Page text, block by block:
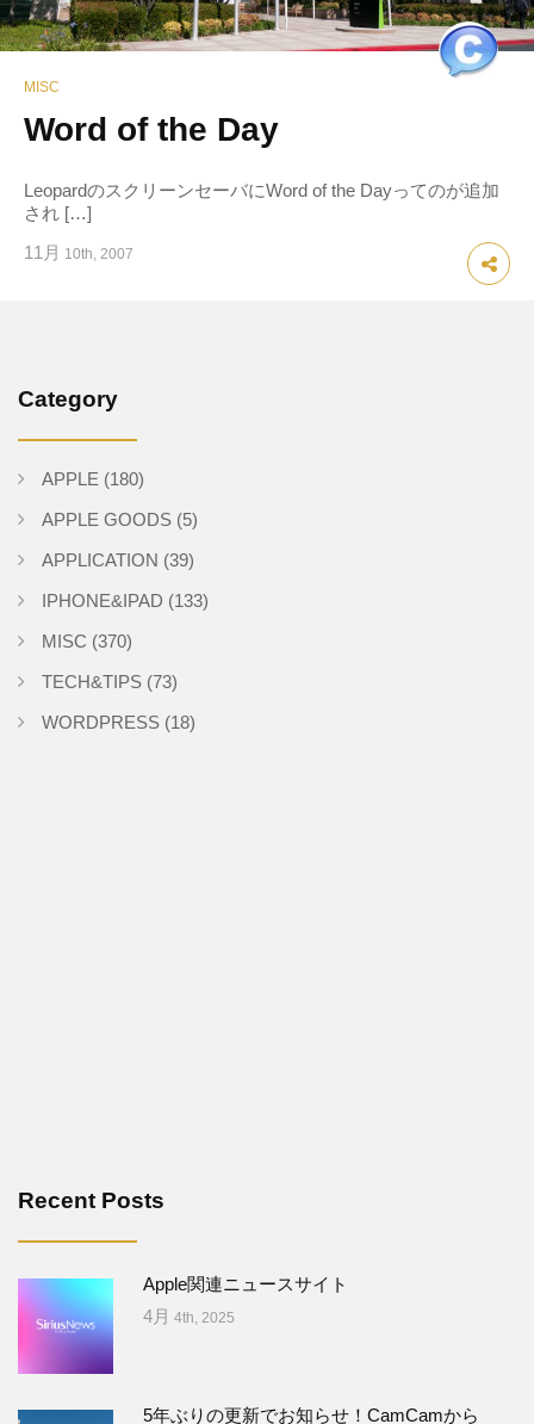
MISC
Word of the Day
LeopardのスクリーンセーバにWord of the Dayってのが追加
され […]
11月 10th, 2007
Category
APPLE (180)
APPLE GOODS (5)
APPLICATION (39)
IPHONE&IPAD (133)
MISC (370)
TECH&TIPS (73)
WORDPRESS (18)
Recent Posts
Apple関連ニュースサイト
4月 4th, 2025
5年ぶりの更新でお知らせ！CamCamから